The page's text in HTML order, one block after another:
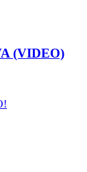
(VIDEO)